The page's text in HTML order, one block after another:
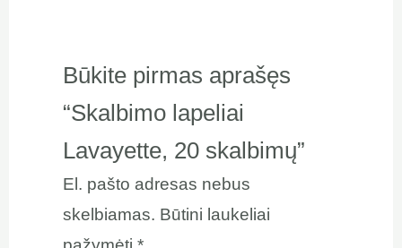
Būkite pirmas aprašęs
“Skalbimo lapeliai
Lavayette, 20 skalbimų”
El. pašto adresas nebus
skelbiamas. Būtini laukeliai